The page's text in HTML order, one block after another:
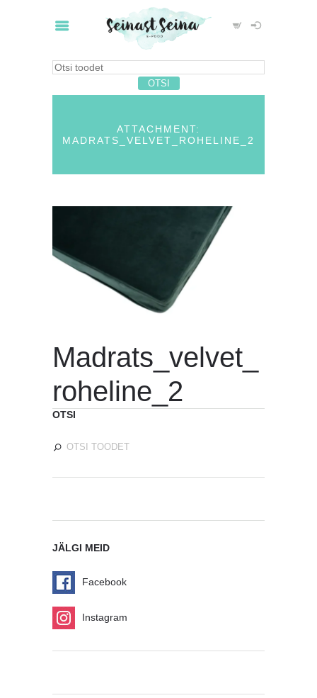
ATTACHMENT:
MADRATS_VELVET_ROHELINE_2
Madrats_velvet_
roheline_2
OTSI
JÄLGI MEID
Facebook
Instagram